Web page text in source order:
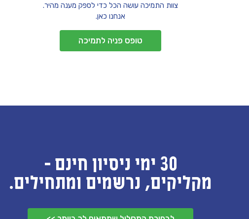
צוות התמיכה עושה הכל כדי לספק מענה מהיר.
אנחנו כאן.
טופס פניה לתמיכה
30 ימי ניסיון חינם -
מקליקים, נרשמים ומתחילים.